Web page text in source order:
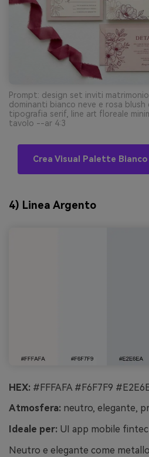
Prompt: design set inviti
dominanti bianco neve e rosa
tipografia serif, line art floreale
tavolo --ar 4:3
Crea Visual Palette
4) Linea Argento
HEX: #FFFAFA #F6F7F9
Atmosfera: neutro, elegante,
Ideale per: UI app mobile
Neutro e elegante come